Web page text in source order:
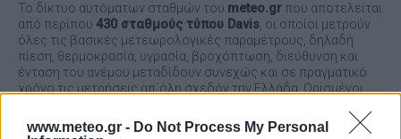
www.meteo.gr - Do Not Process My Personal
Το δίκτυο αυτόματων σταθμών του meteo.gr που αποτελείται
από περίπου 430 σταθμούς τύπου Davis, οι οποίοι μετρούν
όλες τις βασικές μετεωρολογικές παραμέτρους, δηλαδή
πίεση, θερμοκρασία, υγρασία, βροχόπτωση, διεύθυνση και
ένταση του ανέμου μεταδίδουν συνεχώς και σε πραγματικό
χρόνο τις μετρήσεις απ΄όλη σχεδόν την Ελλάδα. Ορισμένοι
ακτινοβολία. Ολες οι καταγραφές ( ανά 10 λεπτά)